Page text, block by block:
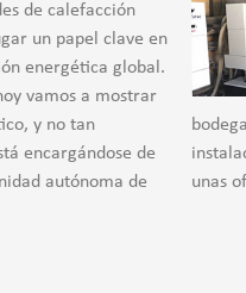
de calefacción
un papel clave en
energética global.
vamos a mostrar
y no tan
encargándose de
autónoma de
unas